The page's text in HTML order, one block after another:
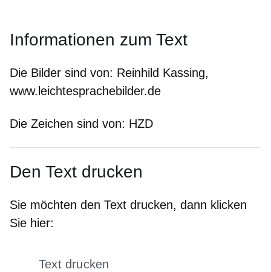
Informationen zum Text
Die Bilder sind von: Reinhild Kassing,
www.leichtesprachebilder.de
Die Zeichen sind von: HZD
Den Text drucken
Sie möchten den Text drucken, dann klicken
Sie hier:
Text drucken